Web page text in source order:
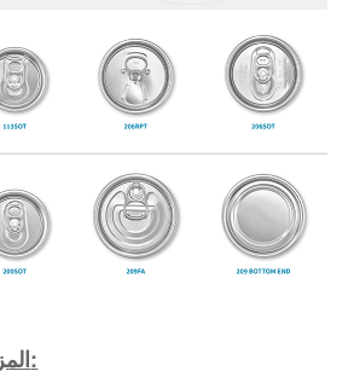
المزيد من صور المنتج: